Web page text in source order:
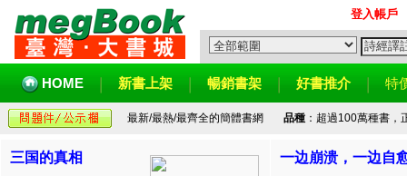
登入帳戶
HOME 新書上架 暢銷書架 好書推介 特
最新/最熱/最齊全的簡體書網 品種：超過100萬種書，
三国的真相 一边崩溃，一边自